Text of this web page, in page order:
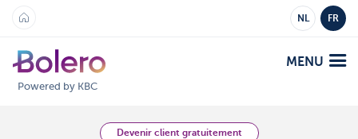
NL FR
Powered by KBC
MENU
Analyses et VisionDevenir client gratuitement